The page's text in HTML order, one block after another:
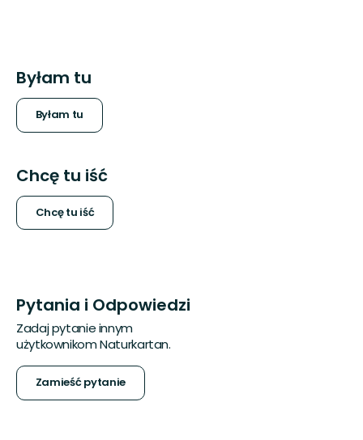
Byłam tu
Byłam tu
Chcę tu iść
Chcę tu iść
Pytania i Odpowiedzi
Zadaj pytanie innym
użytkownikom Naturkartan.
Zamieść pytanie